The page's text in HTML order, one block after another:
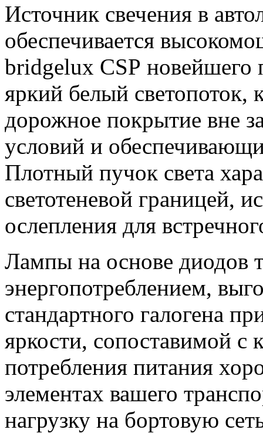
Источник свечения в
обеспечивается
bridgelux CSP
яркий белый
дорожное покрытие вне
условий и
Плотный пучок света
светотеневой границей,
ослепления для
Лампы на основе диодов
энергопотреблением,
стандартного галогена
яркости, сопоставимой
потребления питания
элементах вашего
нагрузку на бортовую